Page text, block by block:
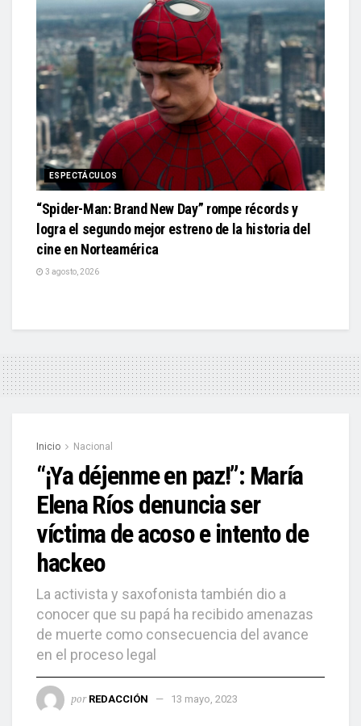
ESPECTÁCULOS
“Spider-Man: Brand New Day” rompe récords y
logra el segundo mejor estreno de la historia del
cine en Norteamérica
3 agosto, 2026
Inicio Nacional
“¡Ya déjenme en paz!”: María
Elena Ríos denuncia ser
víctima de acoso e intento de
hackeo
La activista y saxofonista también dio a
conocer que su papá ha recibido amenazas
de muerte como consecuencia del avance
en el proceso legal
por REDACCIÓN 13 mayo, 2023